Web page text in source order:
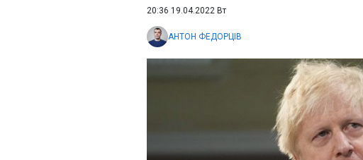
20:36 19.04.2022 Вт
АНТОН ФЕДОРЦІВ